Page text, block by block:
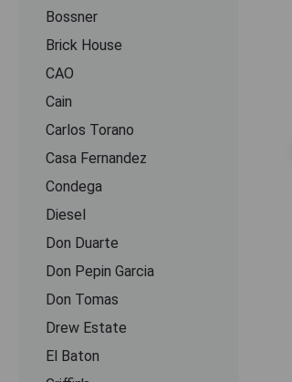
Bossner
Brick House
CAO
Cain
Carlos Torano
Casa Fernandez
Condega
Diesel
Don Duarte
Don Pepin Garcia
Don Tomas
Drew Estate
El Baton